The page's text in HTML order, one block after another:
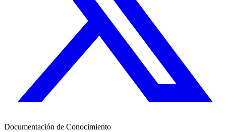
Documentación de Conocimiento